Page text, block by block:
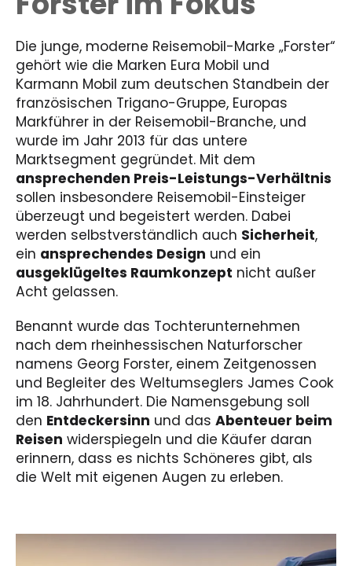
Die junge, moderne Reisemobil-Marke „Forster“
gehört wie die Marken Eura Mobil und
Karmann Mobil zum deutschen Standbein der
französischen Trigano-Gruppe, Europas
Markführer in der Reisemobil-Branche, und
wurde im Jahr 2013 für das untere
Marktsegment gegründet. Mit dem
ansprechenden Preis-Leistungs-Verhältnis
sollen insbesondere Reisemobil-Einsteiger
überzeugt und begeistert werden. Dabei
werden selbstverständlich auch Sicherheit,
ein ansprechendes Design und ein
ausgeklügeltes Raumkonzept nicht außer
Acht gelassen.
Benannt wurde das Tochterunternehmen
nach dem rheinhessischen Naturforscher
namens Georg Forster, einem Zeitgenossen
und Begleiter des Weltumseglers James Cook
im 18. Jahrhundert. Die Namensgebung soll
den Entdeckersinn und das Abenteuer beim
Reisen widerspiegeln und die Käufer daran
erinnern, dass es nichts Schöneres gibt, als
die Welt mit eigenen Augen zu erleben.